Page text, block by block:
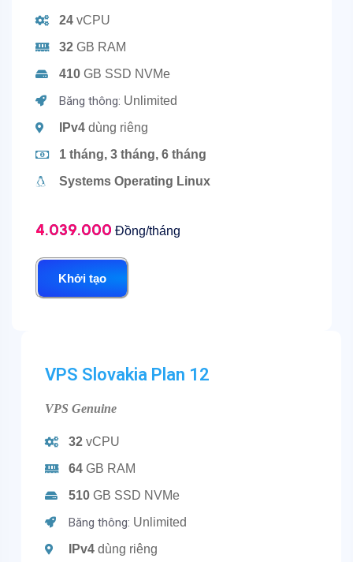
24 vCPU
32GB RAM
410GB SSD NVMe
Băng thông: Unlimited
IPv4dùng riêng
1 tháng, 3 tháng, 6 tháng
Systems Operating Linux
Khởi tạo
4.039.000 Đồng/tháng
VPS Slovakia Plan 12
VPS Genuine
32 vCPU
64GB RAM
510GB SSD NVMe
Băng thông: Unlimited
IPv4dùng riêng